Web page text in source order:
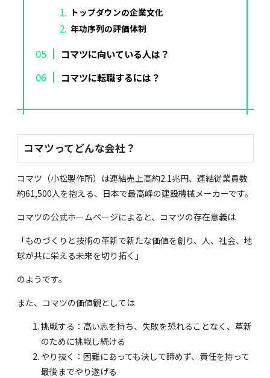
トップダウンの企業文化
年功序列の評価体制
コマツに向いている人は？
コマツに転職するには？
コマツってどんな会社？
コマツ（小松製作所）は連結売上高約2.1兆円、連結従業員数
約61,500人を抱える、日本で最高峰の建設機械メーカーです。
コマツの公式ホームページによると、コマツの存在意義は
「ものづくりと技術の革新で新たな価値を創り、人、社会、地
球が共に栄える未来を切り拓く」
のようです。
また、コマツの価値観としては
挑戦する：高い志を持ち、失敗を恐れることなく、革新
のために挑戦し続ける
やり抜く：困難にあっても決して諦めず、責任を持って
最後までやり遂げる